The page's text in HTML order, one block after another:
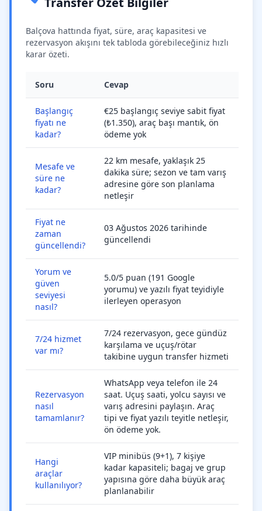
Balçova hattında fiyat, süre, araç kapasitesi ve
rezervasyon akışını tek tabloda görebileceğiniz hızlı
karar özeti.
Soru Cevap
Başlangıç
fiyatı ne
kadar?
€25 başlangıç seviye sabit fiyat
(₺1.350), araç başı mantık, ön
ödeme yok
Mesafe ve
süre ne
kadar?
22 km mesafe, yaklaşık 25
dakika süre; sezon ve tam varış
adresine göre son planlama
netleşir
Fiyat ne
zaman
güncellendi?
03 Ağustos 2026 tarihinde
güncellendi
Yorum ve
güven
seviyesi
nasıl?
5.0/5 puan (191 Google
yorumu) ve yazılı fiyat teyidiyle
ilerleyen operasyon
7/24 hizmet
var mı?
7/24 rezervasyon, gece gündüz
karşılama ve uçuş/rötar
takibine uygun transfer hizmeti
Rezervasyon
nasıl
tamamlanır?
WhatsApp veya telefon ile 24
saat. Uçuş saati, yolcu sayısı ve
varış adresini paylaşın. Araç
tipi ve fiyat yazılı teyitle netleşir,
ön ödeme yok.
Hangi
araçlar
kullanılıyor?
VIP minibüs (9+1), 7 kişiye
kadar kapasiteli; bagaj ve grup
yapısına göre daha büyük araç
planlanabilir